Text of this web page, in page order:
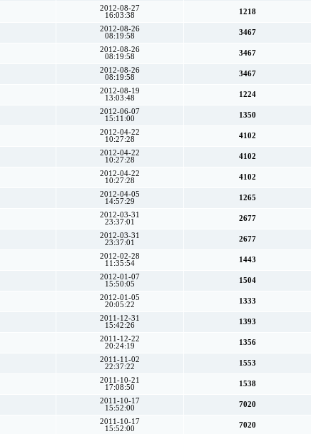
2012-08-27
16:03:38
1218
2012-08-26
08:19:58
3467
2012-08-26
08:19:58
3467
2012-08-26
08:19:58
3467
2012-08-19
13:03:48
1224
2012-06-07
15:11:00
1350
2012-04-22
10:27:28
4102
2012-04-22
10:27:28
4102
2012-04-22
10:27:28
4102
2012-04-05
14:57:29
1265
2012-03-31
23:37:01
2677
2012-03-31
23:37:01
2677
2012-02-28
11:35:54
1443
2012-01-07
15:50:05
1504
2012-01-05
20:05:22
1333
2011-12-31
15:42:26
1393
2011-12-22
20:24:19
1356
2011-11-02
22:37:22
1553
2011-10-21
17:08:50
1538
2011-10-17
15:52:00
7020
2011-10-17
15:52:00
7020